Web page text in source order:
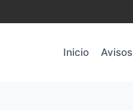
Inicio
Avisos